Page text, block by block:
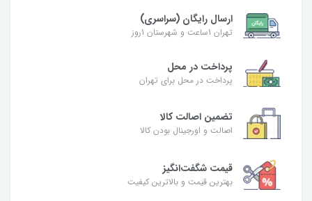
ارسال رایگان (سراسری)
تهران 1ساعت و شهرستان 1روز
پرداخت در محل
پرداخت در محل برای تهران
تضمین اصالت کالا
اصالت و اورجینال بودن کالا
قیمت شگفت‌انگیز
بهترین قیمت و بالاترین کیفیت